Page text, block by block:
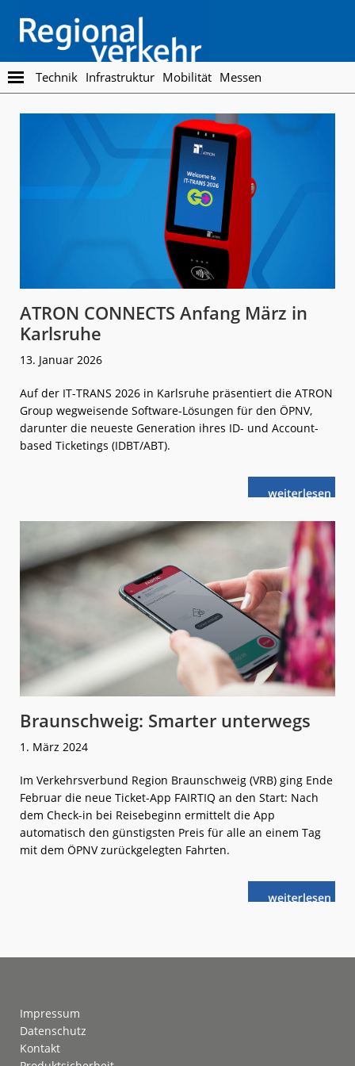
main
content
footer
Regionalverkehr
Die
Fachzeitschrift
Technik Infrastruktur Mobilität Messen
ATRON CONNECTS Anfang März in
Karlsruhe
13. Januar 2026
Auf der IT-TRANS 2026 in Karlsruhe präsentiert die ATRON
Group wegweisende Software-Lösungen für den ÖPNV,
darunter die neueste Generation ihres ID- und Account-
based Ticketings (IDBT/ABT).
weiterlese
nATRON
März
inKarlsruhe
Braunschweig: Smarter unterwegs
1. März 2024
Im Verkehrsverbund Region Braunschweig (VRB) ging Ende
Februar die neue Ticket-App FAIRTIQ an den Start: Nach
dem Check-in bei Reisebeginn ermittelt die App
automatisch den günstigsten Preis für alle an einem Tag
mit dem ÖPNV zurückgelegten Fahrten.
weiterlese
n
Impressum
Datenschutz
Kontakt